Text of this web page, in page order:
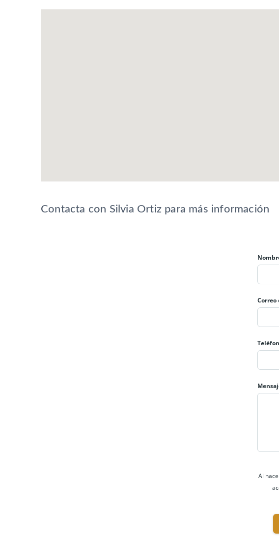
Contacta con Silvia Ortiz para más información
Al